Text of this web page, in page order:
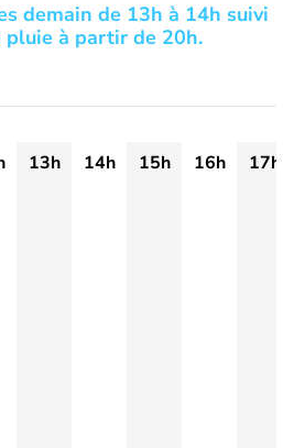
demain de 13h à 14h suivi
pluie à partir de 20h.
13h 14h 15h 16h
17h